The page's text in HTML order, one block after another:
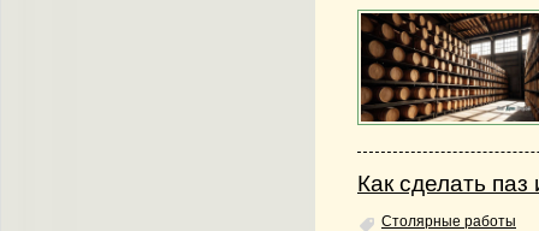
Как сделать
Столярные работы